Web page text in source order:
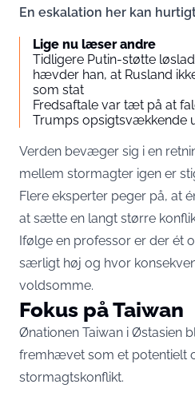
En eskalation her kan
Lige nu læser andre
Tidligere Putin-støtte
hævder han, at Rusland
som stat
Fredsaftale var tæt på at
Trumps opsigtsvækkende
Verden bevæger sig i en
mellem stormagter igen er
Flere eksperter peger på, at
at sætte en langt større
Ifølge en professor er der ét
særligt høj og hvor
voldsomme.
Fokus på Taiwan
Ønationen Taiwan i Østasien
fremhævet som et potentielt
stormagtskonflikt.